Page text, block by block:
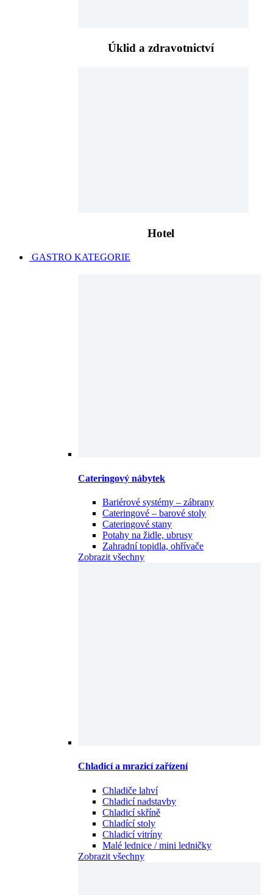
Úklid a zdravotnictví
Hotel
GASTRO KATEGORIE
Cateringový nábytek
Bariérové systémy – zábrany
Cateringové – barové stoly
Cateringové stany
Potahy na židle, ubrusy
Zahradní topidla, ohřívače
Zobrazit všechny
Chladicí a mrazicí zařízení
Chladiče lahví
Chladicí nadstavby
Chladicí skříně
Chladící stoly
Chladicí vitríny
Malé lednice / mini ledničky
Zobrazit všechny